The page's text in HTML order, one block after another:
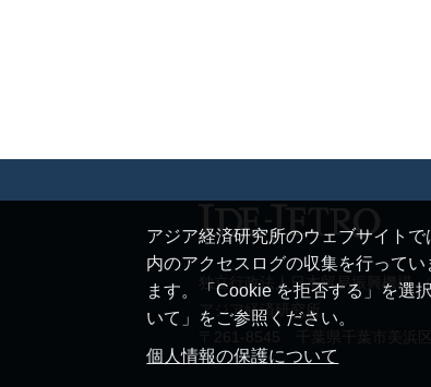
独立行政法人日本貿易振興機構
アジア経済研究所
アジア経済研究所のウェブサイト
内のアクセスログの収集を行って
ます。「Cookie を拒否する」を選
いて」をご参照ください。
個人情報の保護について